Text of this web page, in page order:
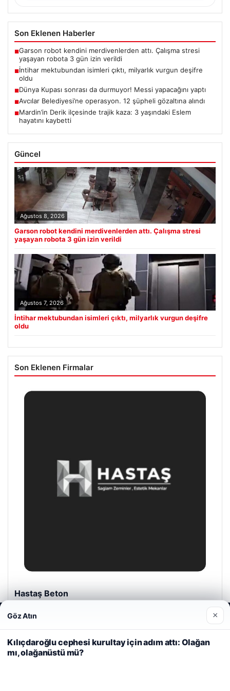
Son Eklenen Haberler
■Garson robot kendini merdivenlerden attı. Çalışma stresi
yaşayan robota 3 gün izin verildi
■İntihar mektubundan isimleri çıktı, milyarlık vurgun deşifre
oldu
■Dünya Kupası sonrası da durmuyor! Messi yapacağını yaptı
■Avcılar Belediyesi’ne operasyon. 12 şüpheli gözaltına alındı
■Mardin’in Derik ilçesinde trajik kaza: 3 yaşındaki Eslem
hayatını kaybetti
Güncel
Ağustos 8, 2026
Garson robot kendini merdivenlerden attı. Çalışma stresi
yaşayan robota 3 gün izin verildi
Ağustos 7, 2026
İntihar mektubundan isimleri çıktı, milyarlık vurgun deşifre
oldu
Son Eklenen Firmalar
Hastaş Beton
Web sitemizi nasıl kullandığınızı daha iyi anlayabilmek,
deneyiminizi kişiselleştirmek ve geliştirmek amacıyla çerezler
kullanıyoruz.
Çerez Politikamız
Reddet Kabul Et
Göz Atın ×
Kılıçdaroğlu cephesi kurultay için adım attı: Olağan
mı, olağanüstü mü?